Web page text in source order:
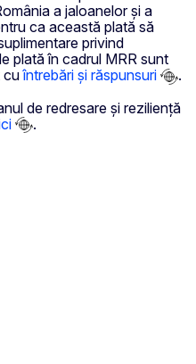
a jaloanelor și a
ca această plată să
privind
plată în cadrul MRR sunt
cuîntrebări și răspunsuri
.
de redresare și reziliență
.